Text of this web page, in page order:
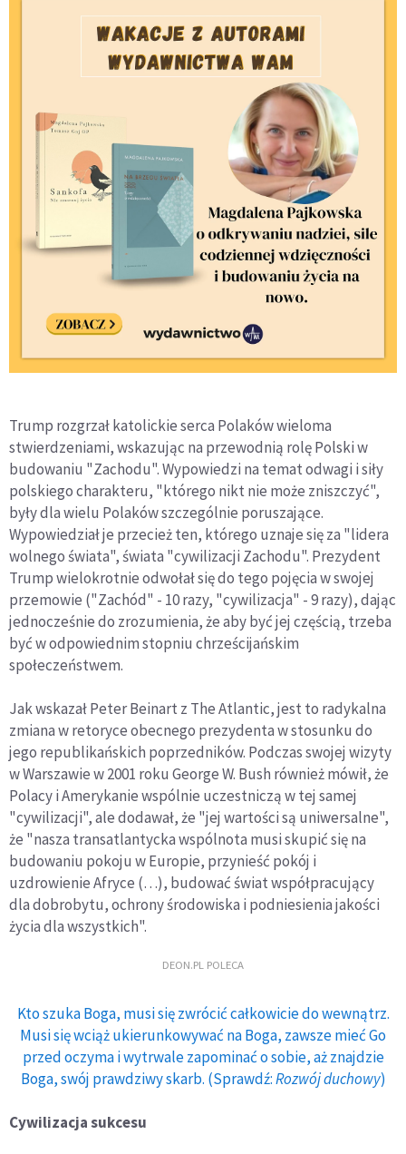
Trump rozgrzał katolickie serca Polaków wieloma
stwierdzeniami, wskazując na przewodnią rolę Polski w
budowaniu "Zachodu". Wypowiedzi na temat odwagi i siły
polskiego charakteru, "którego nikt nie może zniszczyć",
były dla wielu Polaków szczególnie poruszające.
Wypowiedział je przecież ten, którego uznaje się za "lidera
wolnego świata", świata "cywilizacji Zachodu". Prezydent
Trump wielokrotnie odwołał się do tego pojęcia w swojej
przemowie ("Zachód" - 10 razy, "cywilizacja" - 9 razy), dając
jednocześnie do zrozumienia, że aby być jej częścią, trzeba
być w odpowiednim stopniu chrześcijańskim
społeczeństwem.
Jak wskazał Peter Beinart z The Atlantic, jest to radykalna
zmiana w retoryce obecnego prezydenta w stosunku do
jego republikańskich poprzedników. Podczas swojej wizyty
w Warszawie w 2001 roku George W. Bush również mówił, że
Polacy i Amerykanie wspólnie uczestniczą w tej samej
"cywilizacji", ale dodawał, że "jej wartości są uniwersalne",
że "nasza transatlantycka wspólnota musi skupić się na
budowaniu pokoju w Europie, przynieść pokój i
uzdrowienie Afryce (…), budować świat współpracujący
dla dobrobytu, ochrony środowiska i podniesienia jakości
życia dla wszystkich".
DEON.PL POLECA
Kto szuka Boga, musi się zwrócić całkowicie do wewnątrz.
Musi się wciąż ukierunkowywać na Boga, zawsze mieć Go
przed oczyma i wytrwale zapominać o sobie, aż znajdzie
Boga, swój prawdziwy skarb. (Sprawdź:Rozwój duchowy)
Cywilizacja sukcesu